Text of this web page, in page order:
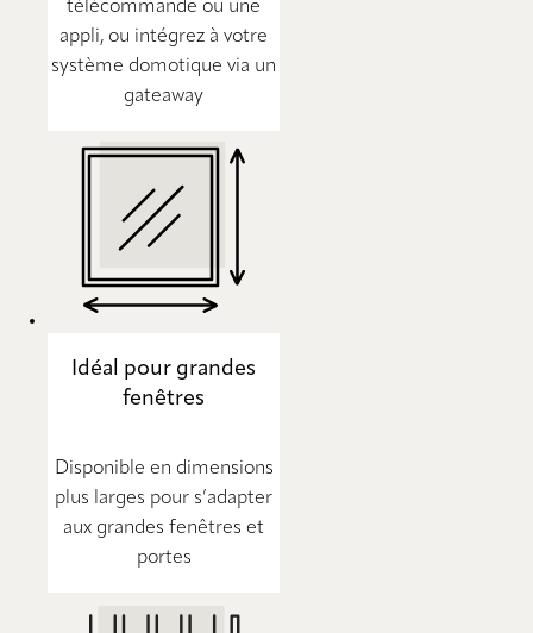
télécommande ou une
appli, ou intégrez à votre
système domotique via un
gateaway
Idéal pour grandes
fenêtres
Disponible en dimensions
plus larges pour s’adapter
aux grandes fenêtres et
portes